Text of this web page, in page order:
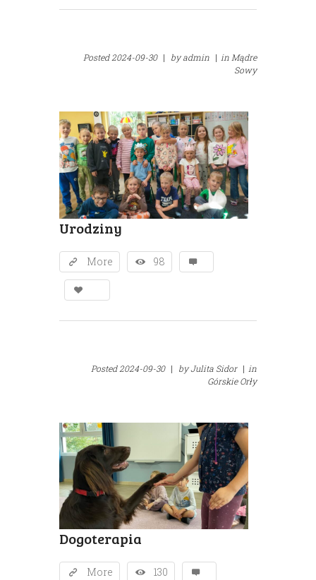
Posted2024-09-30 | byadmin | inMądre
Sowy
Urodziny
More 98
Posted2024-09-30 | byJulita Sidor | in
Górskie Orły
Dogoterapia
More 130